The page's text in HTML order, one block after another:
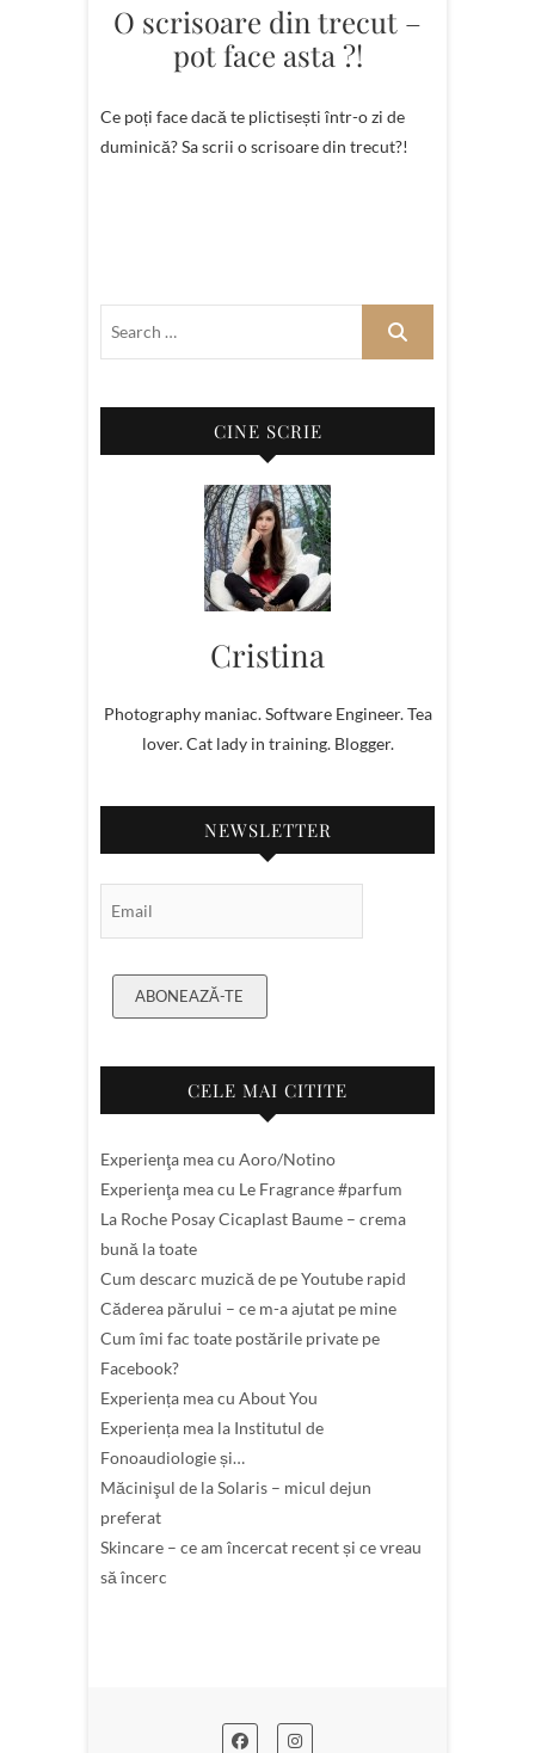
O scrisoare din trecut –
pot face asta ?!
Ce poți face dacă te plictisești într-o zi de
duminică? Sa scrii o scrisoare din trecut?!
CINE SCRIE
Cristina
Photography maniac. Software Engineer. Tea
lover. Cat lady in training. Blogger.
NEWSLETTER
ABONEAZĂ-TE
CELE MAI CITITE
Experienţa mea cu Aoro/Notino
Experienţa mea cu Le Fragrance #parfum
La Roche Posay Cicaplast Baume – crema
bună la toate
Cum descarc muzică de pe Youtube rapid
Căderea părului – ce m-a ajutat pe mine
Cum îmi fac toate postările private pe
Facebook?
Experiența mea cu About You
Experiența mea la Institutul de
Fonoaudiologie și…
Măcinişul de la Solaris – micul dejun
preferat
Skincare – ce am încercat recent și ce vreau
să încerc